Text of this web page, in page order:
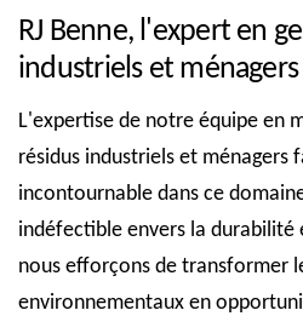
RJ Benne, l'expert en
industriels et ménagers
L'expertise de notre équipe en
résidus industriels et ménagers
incontournable dans ce
indéfectible envers la
nous efforçons de transformer
environnementaux en